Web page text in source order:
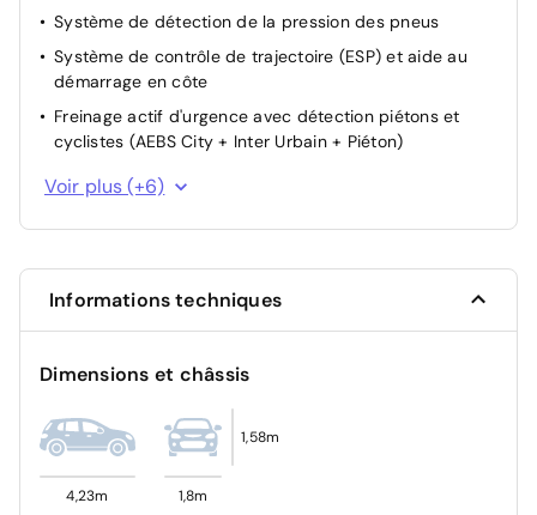
Système de détection de la pression des pneus
Système de contrôle de trajectoire (ESP) et aide au
démarrage en côte
Freinage actif d'urgence avec détection piétons et
cyclistes (AEBS City + Inter Urbain + Piéton)
Allumage automatique des feux et des essuie-glaces
Système de fixation ISOFIX
Voir plus (+6)
Informations techniques
Dimensions et châssis
4,23m 1,8m
1,58m